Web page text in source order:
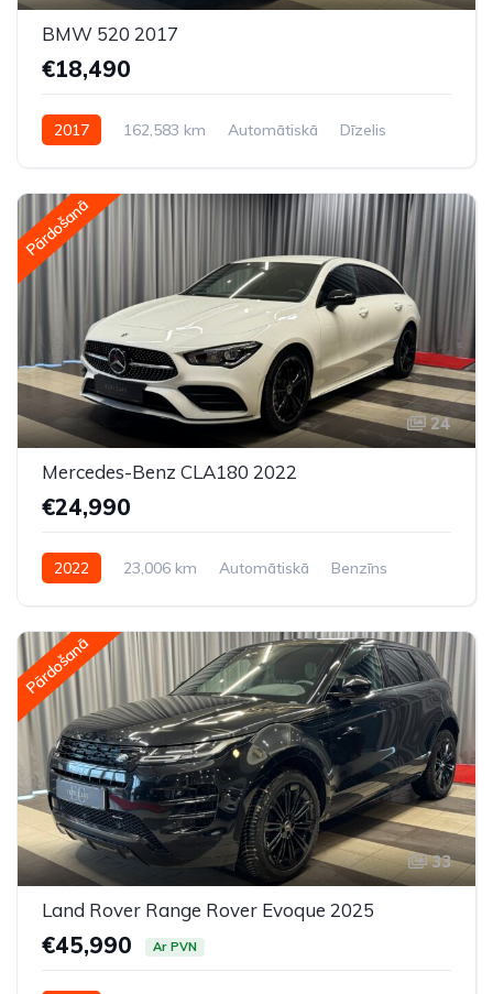
BMW 520 2017
€18,490
2017 162,583 km Automātiskā
Dīzelis
Pārdošanā
24
Mercedes-Benz CLA180 2022
€24,990
2022 23,006 km Automātiskā
Benzīns
Pārdošanā
33
Land Rover Range Rover Evoque 2025
€45,990 Ar PVN